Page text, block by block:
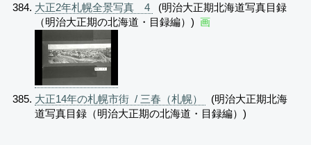
大正2年札幌全景写真 4
(明治大正期北海道写真目録
（明治大正期の北海道・目録編）) 画
大正14年の札幌市街 / 三春（札幌）
(明治大正期北海
道写真目録（明治大正期の北海道・目録編）)